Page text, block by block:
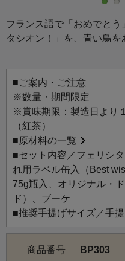
フランス語で「おめでと
タシオン！」を、青い鳥
でご用意しました。甘い
プーン「ドザール」を詰
る贈りものです。
■ご案内・ご注意
※数量・期間限定
※賞味期限：製造日より
（紅茶）
■原材料の一覧
■セット内容／フェリシ
れ用ラベル缶入（Best
75g瓶入、オリジナル・
ド）、ブーケ
■推奨手提げサイズ／手
商品番号
BP303